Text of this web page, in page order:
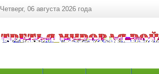
Четверг, 06 августа 2026 года